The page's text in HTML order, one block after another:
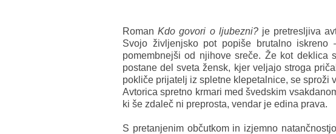
RomanKdo govori o ljubezni?je pretresljiva
Svojo življenjsko pot popiše brutalno
pomembnejši od njihove sreče. Že kot deklica
postane del sveta žensk, kjer veljajo stroga
pokliče prijatelj iz spletne klepetalnice, se sproži
Avtorica spretno krmari med švedskim
ki še zdaleč ni preprosta, vendar je edina prava.
S pretanjenim občutkom in izjemno